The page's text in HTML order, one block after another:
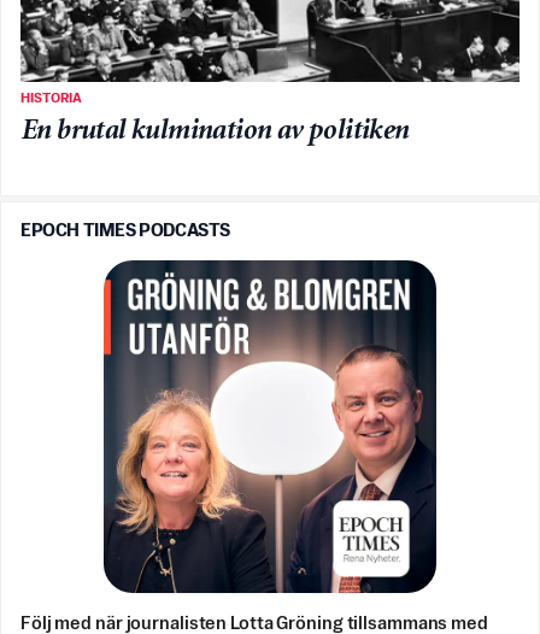
HISTORIA
En brutal kulmination av politiken
EPOCH TIMES PODCASTS
Följ med när journalisten Lotta Gröning tillsammans med